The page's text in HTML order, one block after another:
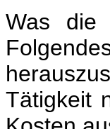
Was die
Tätigkeit